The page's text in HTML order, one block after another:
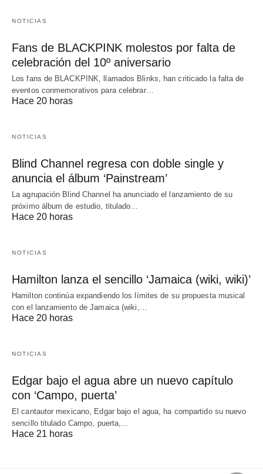
NOTICIAS
Fans de BLACKPINK molestos por falta de
celebración del 10º aniversario
Los fans de BLACKPINK, llamados Blinks, han criticado la falta de
eventos conmemorativos para celebrar…
Hace 20 horas
NOTICIAS
Blind Channel regresa con doble single y
anuncia el álbum ‘Painstream’
La agrupación Blind Channel ha anunciado el lanzamiento de su
próximo álbum de estudio, titulado…
Hace 20 horas
NOTICIAS
Hamilton lanza el sencillo ‘Jamaica (wiki, wiki)’
Hamilton continúa expandiendo los límites de su propuesta musical
con el lanzamiento de Jamaica (wiki,…
Hace 20 horas
NOTICIAS
Edgar bajo el agua abre un nuevo capítulo
con ‘Campo, puerta’
El cantautor mexicano, Edgar bajo el agua, ha compartido su nuevo
sencillo titulado Campo, puerta,…
Hace 21 horas